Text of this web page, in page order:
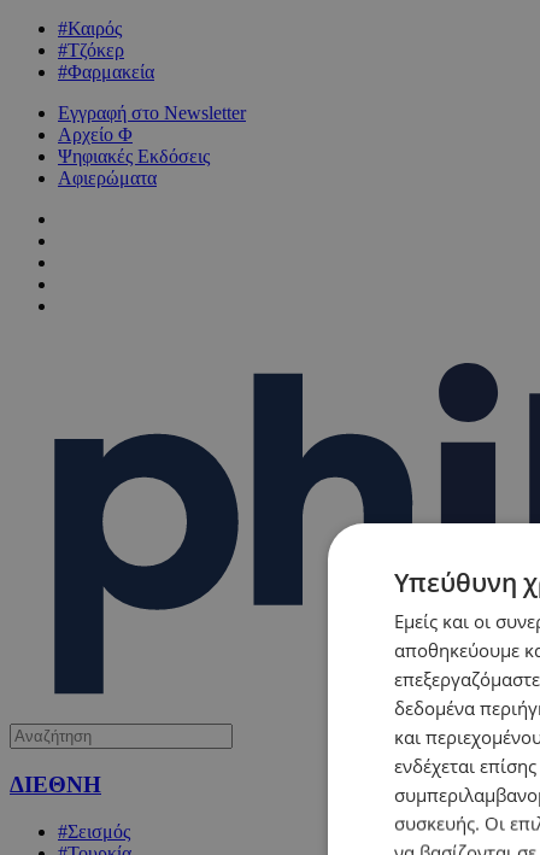
#Καιρός
#Τζόκερ
#Φαρμακεία
Εγγραφή στο Newsletter
Αρχείο Φ
Ψηφιακές Εκδόσεις
Αφιερώματα
ΔΙΕΘΝΗ
#Σεισμός
Υπεύθυνη
Εμείς και οι
αποθηκεύουμε
δεδομένα
και
ενδέχεται
συσκευής. Οι